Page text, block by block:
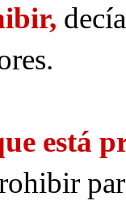
está